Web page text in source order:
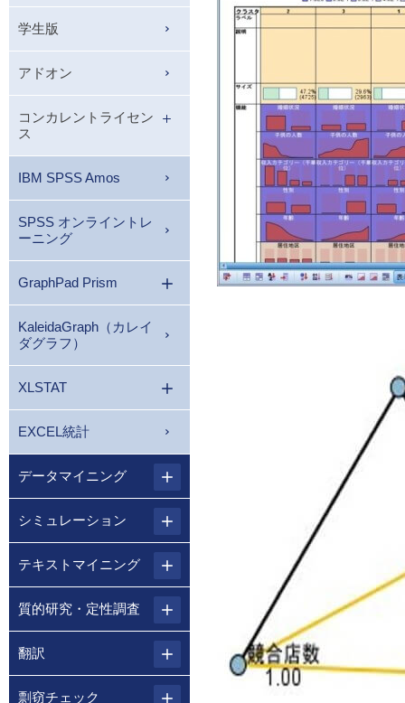
学生版
アドオン
コンカレントライセン
ス
IBM SPSS Amos
SPSS オンライントレ
ーニング
GraphPad Prism
KaleidaGraph（カレイ
ダグラフ）
XLSTAT
EXCEL統計
データマイニング
シミュレーション
テキストマイニング
質的研究・定性調査
翻訳
剽窃チェック